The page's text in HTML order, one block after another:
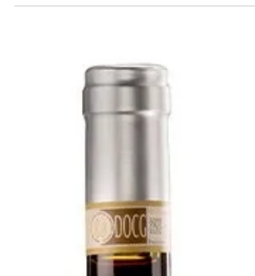
Sauerkirche, ist trinkig und lang, gestern gut
zu asiatischem Essen und über den Abend